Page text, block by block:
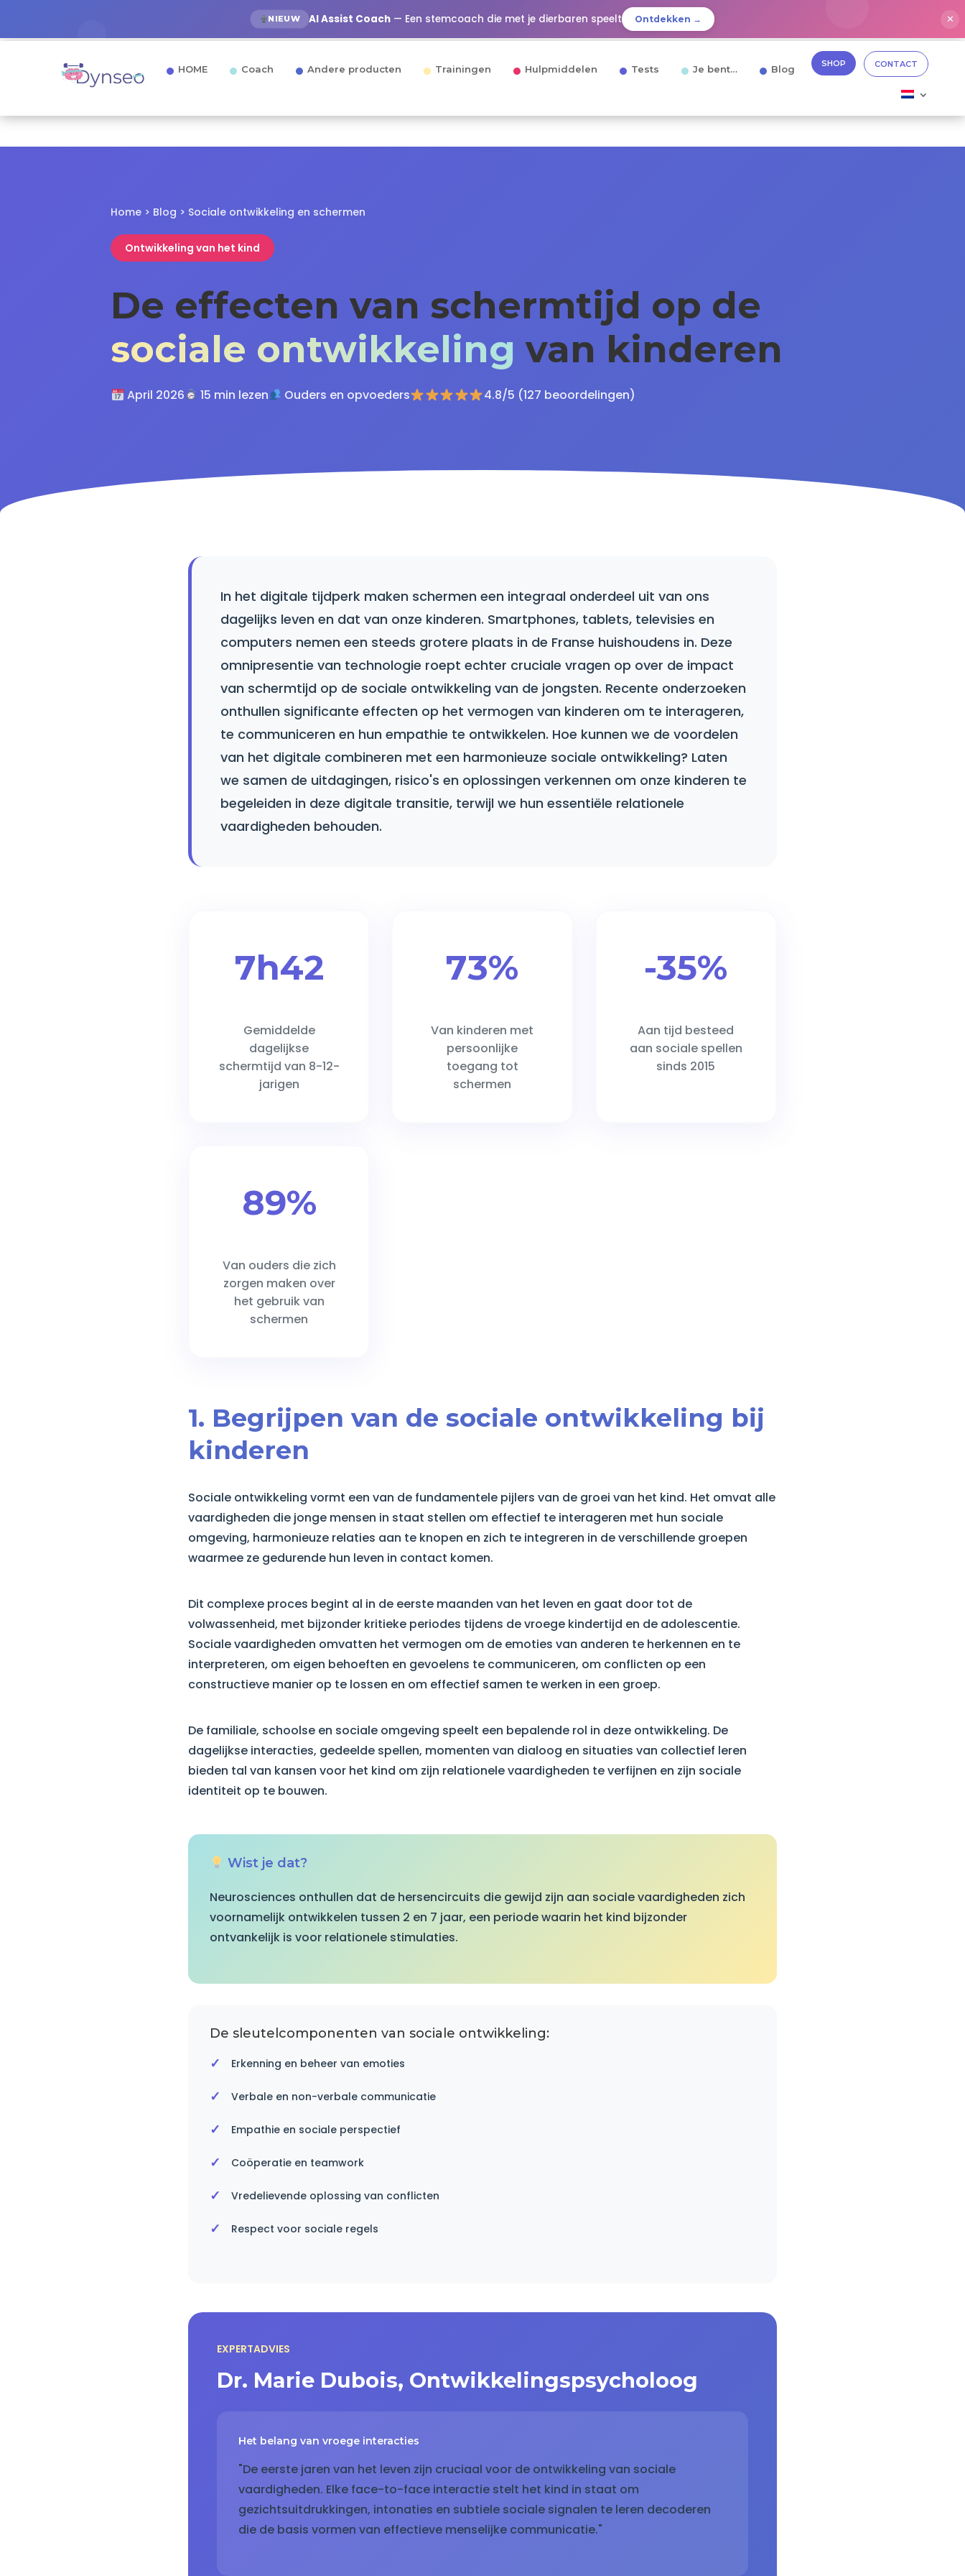
NIEUW AI Assist Coach — Een stemcoach die met je dierbaren speelt Ontdekken → ✕
HOME Coach Andere producten Trainingen Hulpmiddelen Tests Je bent… Blog SHOP CONTACT
Home > Blog > Sociale ontwikkeling en schermen
Ontwikkeling van het kind
De effecten van schermtijd op de
sociale ontwikkeling van kinderen
April 2026 15 min lezen Ouders en opvoeders 4.8/5 (127 beoordelingen)
In het digitale tijdperk maken schermen een integraal onderdeel uit van ons
dagelijks leven en dat van onze kinderen. Smartphones, tablets, televisies en
computers nemen een steeds grotere plaats in de Franse huishoudens in. Deze
omnipresentie van technologie roept echter cruciale vragen op over de impact
van schermtijd op de sociale ontwikkeling van de jongsten. Recente onderzoeken
onthullen significante effecten op het vermogen van kinderen om te interageren,
te communiceren en hun empathie te ontwikkelen. Hoe kunnen we de voordelen
van het digitale combineren met een harmonieuze sociale ontwikkeling? Laten
we samen de uitdagingen, risico's en oplossingen verkennen om onze kinderen te
begeleiden in deze digitale transitie, terwijl we hun essentiële relationele
vaardigheden behouden.
7h42
Gemiddelde
dagelijkse
schermtijd van 8-12-
jarigen
73%
Van kinderen met
persoonlijke
toegang tot
schermen
-35%
Aan tijd besteed
aan sociale spellen
sinds 2015
89%
Van ouders die zich
zorgen maken over
het gebruik van
schermen
1. Begrijpen van de sociale ontwikkeling bij
kinderen
Sociale ontwikkeling vormt een van de fundamentele pijlers van de groei van het kind. Het omvat alle
vaardigheden die jonge mensen in staat stellen om effectief te interageren met hun sociale
omgeving, harmonieuze relaties aan te knopen en zich te integreren in de verschillende groepen
waarmee ze gedurende hun leven in contact komen.
Dit complexe proces begint al in de eerste maanden van het leven en gaat door tot de
volwassenheid, met bijzonder kritieke periodes tijdens de vroege kindertijd en de adolescentie.
Sociale vaardigheden omvatten het vermogen om de emoties van anderen te herkennen en te
interpreteren, om eigen behoeften en gevoelens te communiceren, om conflicten op een
constructieve manier op te lossen en om effectief samen te werken in een groep.
De familiale, schoolse en sociale omgeving speelt een bepalende rol in deze ontwikkeling. De
dagelijkse interacties, gedeelde spellen, momenten van dialoog en situaties van collectief leren
bieden tal van kansen voor het kind om zijn relationele vaardigheden te verfijnen en zijn sociale
identiteit op te bouwen.
Wist je dat?
Neurosciences onthullen dat de hersencircuits die gewijd zijn aan sociale vaardigheden zich
voornamelijk ontwikkelen tussen 2 en 7 jaar, een periode waarin het kind bijzonder
ontvankelijk is voor relationele stimulaties.
De sleutelcomponenten van sociale ontwikkeling:
Erkenning en beheer van emoties
Verbale en non-verbale communicatie
Empathie en sociale perspectief
Coöperatie en teamwork
Vredelievende oplossing van conflicten
Respect voor sociale regels
EXPERTADVIES
Dr. Marie Dubois, Ontwikkelingspsycholoog
Het belang van vroege interacties
"De eerste jaren van het leven zijn cruciaal voor de ontwikkeling van sociale
vaardigheden. Elke face-to-face interactie stelt het kind in staat om
gezichtsuitdrukkingen, intonaties en subtiele sociale signalen te leren decoderen
die de basis vormen van effectieve menselijke communicatie."